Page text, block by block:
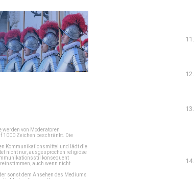
werden von Moderatoren
1000 Zeichen beschränkt. Die
Kommunikationsmittel und lädt die
nicht nur, ausgesprochen religiöse
konsequent
auch wenn nicht
sonst dem Ansehen des Mediums